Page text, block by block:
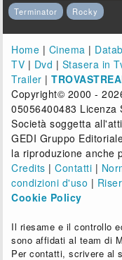
Terminator
Rocky
Home | Cinema |
TV | Dvd | Stasera in
Trailer |
Copyright© 2000 -
05056400483 Licenza
Società soggetta
GEDI Gruppo
la riproduzione anche
Credits |Contatti |
condizioni d'uso |
Cookie Policy
Il riesame e il controllo
sono affidati al team di
Per contatti, scrivere al